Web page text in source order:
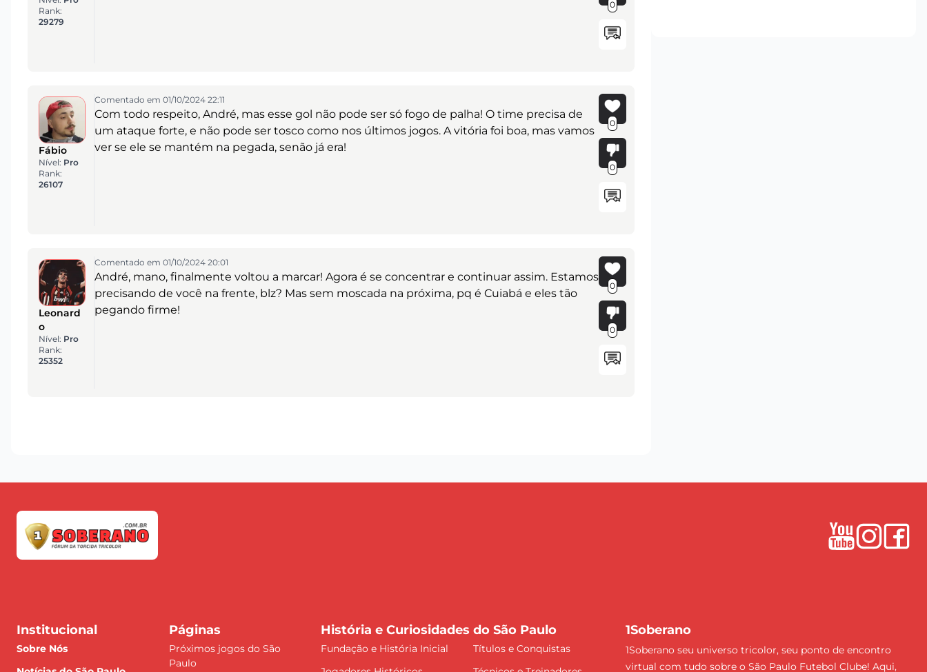
Rank:
29279
0
Fábio
Nível: Pro
Rank:
26107
Comentado em 01/10/2024 22:11
Com todo respeito, André, mas esse gol não pode ser só fogo de palha! O time precisa de
um ataque forte, e não pode ser tosco como nos últimos jogos. A vitória foi boa, mas vamos
ver se ele se mantém na pegada, senão já era!
0
0
Leonard
o
Nível: Pro
Rank:
25352
Comentado em 01/10/2024 20:01
André, mano, finalmente voltou a marcar! Agora é se concentrar e continuar assim. Estamos
precisando de você na frente, blz? Mas sem moscada na próxima, pq é Cuiabá e eles tão
pegando firme!
0
0
Institucional
Sobre Nós
Páginas
Próximos jogos do São
Paulo
História e Curiosidades do São Paulo
Fundação e História Inicial
Títulos e Conquistas
1Soberano
1Soberano seu universo tricolor, seu ponto de encontro
virtual com tudo sobre o São Paulo Futebol Clube! Aqui,